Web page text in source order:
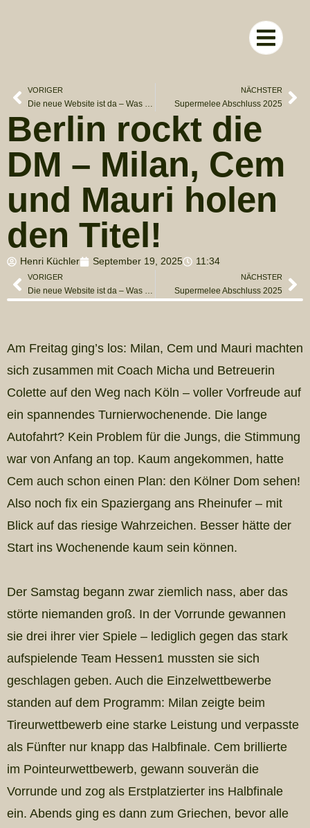
VORIGER
Die neue Website ist da – Was ist neu?
NÄCHSTER
Supermelee Abschluss 2025
Berlin rockt die
DM – Milan, Cem
und Mauri holen
den Titel!
Henri Küchler September 19, 2025 11:34
VORIGER
Die neue Website ist da – Was ist neu?
NÄCHSTER
Supermelee Abschluss 2025
Am Freitag ging’s los: Milan, Cem und Mauri machten
sich zusammen mit Coach Micha und Betreuerin
Colette auf den Weg nach Köln – voller Vorfreude auf
ein spannendes Turnierwochenende. Die lange
Autofahrt? Kein Problem für die Jungs, die Stimmung
war von Anfang an top. Kaum angekommen, hatte
Cem auch schon einen Plan: den Kölner Dom sehen!
Also noch fix ein Spaziergang ans Rheinufer – mit
Blick auf das riesige Wahrzeichen. Besser hätte der
Start ins Wochenende kaum sein können.
Der Samstag begann zwar ziemlich nass, aber das
störte niemanden groß. In der Vorrunde gewannen
sie drei ihrer vier Spiele – lediglich gegen das stark
aufspielende Team Hessen1 mussten sie sich
geschlagen geben. Auch die Einzelwettbewerbe
standen auf dem Programm: Milan zeigte beim
Tireurwettbewerb eine starke Leistung und verpasste
als Fünfter nur knapp das Halbfinale. Cem brillierte
im Pointeurwettbewerb, gewann souverän die
Vorrunde und zog als Erstplatzierter ins Halbfinale
ein. Abends ging es dann zum Griechen, bevor alle